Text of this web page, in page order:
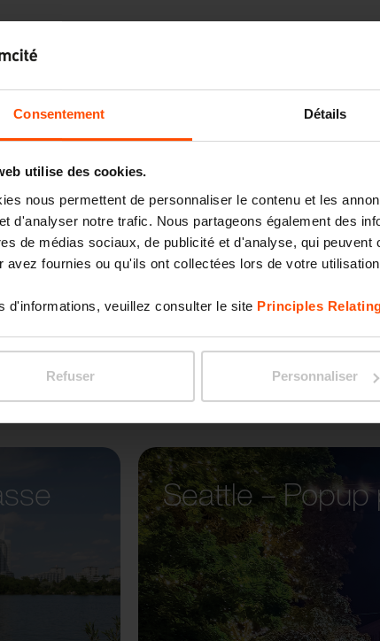
Consentement Détails
utilise des cookies.
nous permettent de personnaliser le contenu et les
d'analyser notre trafic. Nous partageons également des
de médias sociaux, de publicité et d'analyse, qui
avez fournies ou qu'ils ont collectées lors de votre
d'informations, veuillez consulter le site Principles
Refuser Personnaliser
Seattle –